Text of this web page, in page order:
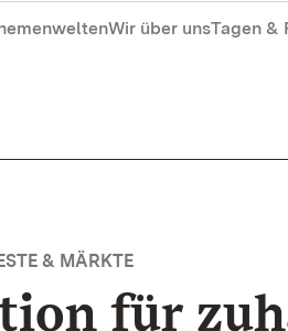
Wir über unsTagen &
& MÄRKTE
für